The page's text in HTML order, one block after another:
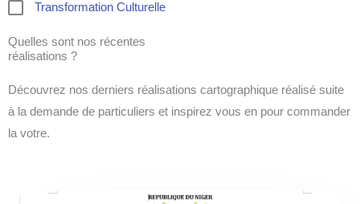
Transformation Culturelle
Quelles sont nos récentes
réalisations ?
Découvrez nos derniers réalisations cartographique réalisé suite
à la demande de particuliers et inspirez vous en pour commander
la votre.